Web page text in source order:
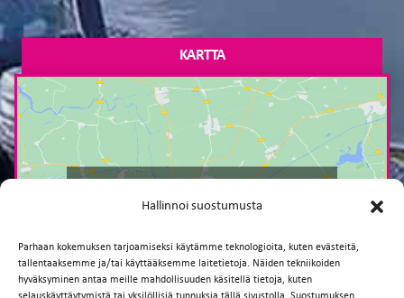
Hallinnoi suostumusta
Parhaan kokemuksen tarjoamiseksi käytämme teknologioita, kuten evästeitä,
tallentaaksemme ja/tai käyttääksemme laitetietoja. Näiden tekniikoiden
hyväksyminen antaa meille mahdollisuuden käsitellä tietoja, kuten
KARTTA
markkinointievästeet ja ottaaksesi tämän